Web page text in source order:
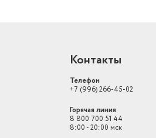
Контакты
Телефон
+7 (996) 266-45-02
Горячая линия
8 800 700 51 44
8:00 - 20:00 мск